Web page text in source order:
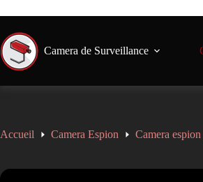
Camera de Surveillance
Accueil Camera Espion Camera